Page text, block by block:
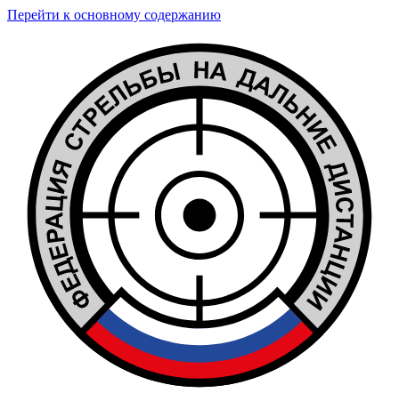
Перейти к основному содержанию